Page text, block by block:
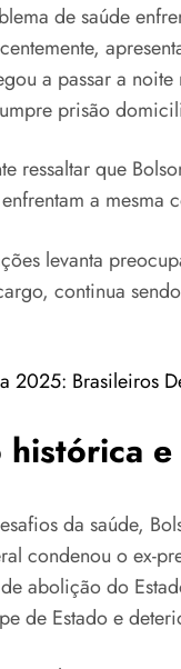
de saúde
a passar a
prisão
ressaltar que
a mesma
levanta
continua
2025: Brasileiros
histórica
da saúde,
condenou o ex-
abolição do
de Estado e